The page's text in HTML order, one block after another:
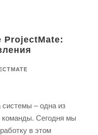
ProjectMate:
– одна из
команды. Cегодня мы
в этом